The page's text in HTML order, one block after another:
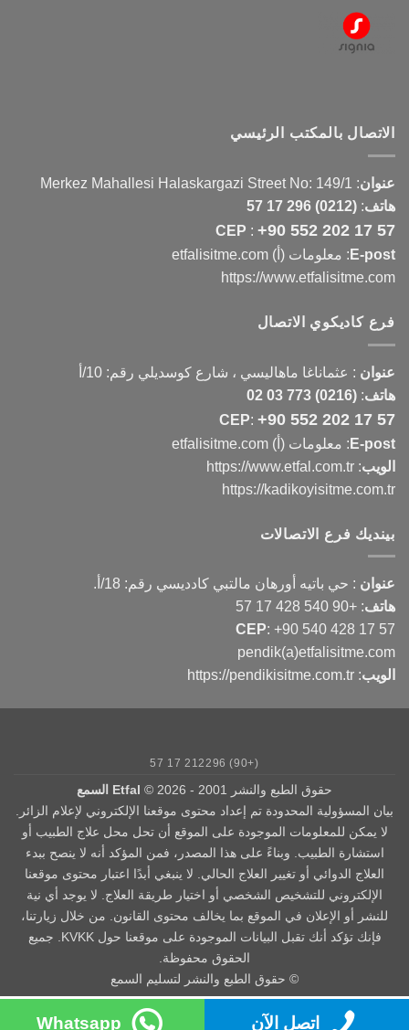
الاتصال بالمكتب الرئيسي
عنوان:
Merkez Mahallesi Halaskargazi Street No: 149/1
هاتف:
(0212) 296 17 57
CEP : +90 552 202 17 57
E-post : معلومات (أ) etfalisitme.com
https://www.etfalisitme.com
فرع كاديكوي الاتصال
عنوان : عثماناغا ماهاليسي ، شارع كوسديلي رقم: 10/أ
هاتف:
(0216) 773 03 02
CEP: +90 552 202 17 57
E-post : معلومات (أ) etfalisitme.com
الويب:
https://www.etfal.com.tr
https://kadikoyisitme.com.tr
بينديك فرع الاتصالات
عنوان : حي باتيه أورهان مالتبي كادديسي رقم: 18/أ.
هاتف:
+90 540 428 17 57
CEP: +90 540 428 17 57
pendik(a)etfalisitme.com
الويب:
https://pendikisitme.com.tr
(+90) 212296 17 57
حقوق الطبع والنشر 2001 - 2026 ©
Etfal السمع
بيان المسؤولية المحدودة تم إعداد محتوى موقعنا الإلكتروني لإعلام الزائر.
لا يمكن للمعلومات الموجودة على الموقع أن تحل محل علاج الطبيب أو
استشارة الطبيب. وبناءً على هذا المصدر، فمن المؤكد أنه لا ينصح ببدء
العلاج الدوائي أو تغيير العلاج الحالي. لا ينبغي أبدًا اعتبار محتوى موقعنا
الإلكتروني للتشخيص الشخصي أو اختيار طريقة العلاج. لا يوجد أي نية
للنشر أو الإعلان في الموقع بما يخالف محتوى القانون. من خلال زيارتنا،
فإنك تؤكد أنك تقبل البيانات الموجودة على موقعنا حول KVKK. جميع
الحقوق محفوظة.
© حقوق الطبع والنشر لتسليم السمع
اتصل الآن Whatsapp